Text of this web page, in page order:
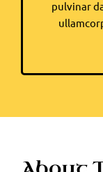
pulvinar